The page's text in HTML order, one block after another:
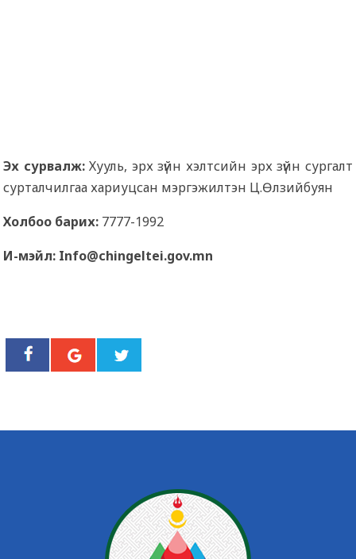
Эх сурвалж:Хууль, эрх зүйн хэлтсийн эрх зүйн сургалт
сурталчилгаа хариуцсан мэргэжилтэн Ц.Өлзийбуян
Холбоо барих: 7777-1992
И-мэйл: Info@chingeltei.gov.mn